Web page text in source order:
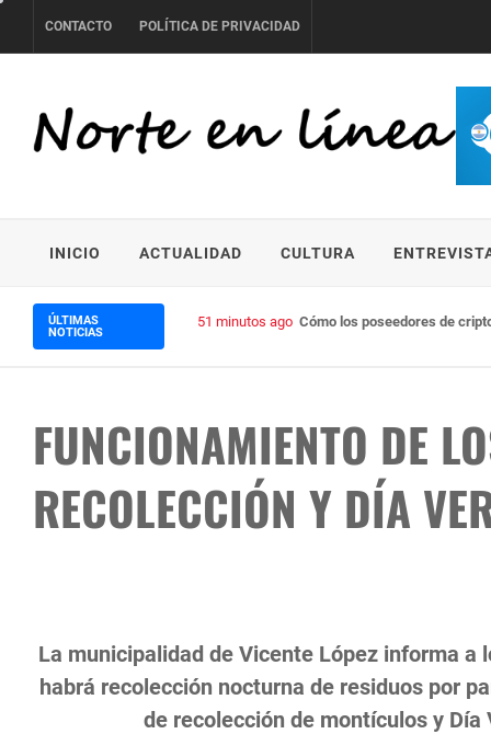
to
CONTACTO POLÍTICA DE PRIVACIDAD
INICIO ACTUALIDAD CULTURA
ÚLTIMAS
NOTICIAS
51 minutos ago Cómo los poseedores de
FUNCIONAMIENTO DE
RECOLECCIÓN Y DÍA
La municipalidad de Vicente López informa a
habrá recolección nocturna de residuos por
de recolección de montículos y